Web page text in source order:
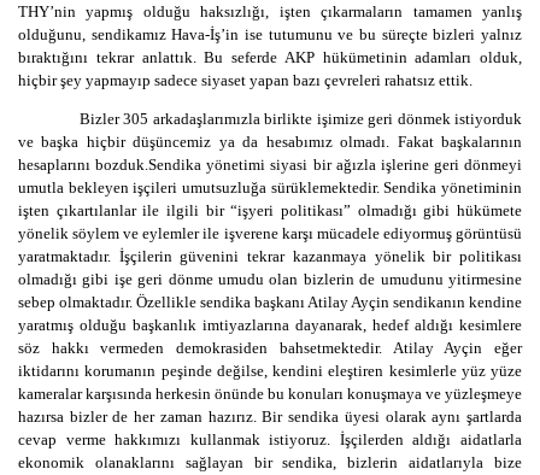
THY’nin yapmış olduğu haksızlığı, işten çıkarmaların tamamen yanlış
olduğunu, sendikamız Hava-İş’in ise tutumunu ve bu süreçte bizleri yalnız
bıraktığını tekrar anlattık. Bu seferde AKP hükümetinin adamları olduk,
hiçbir şey yapmayıp sadece siyaset yapan bazı çevreleri rahatsız ettik.
Bizler 305 arkadaşlarımızla birlikte işimize geri dönmek istiyorduk
ve başka hiçbir düşüncemiz ya da hesabımız olmadı. Fakat başkalarının
hesaplarını bozduk.Sendika yönetimi siyasi bir ağızla işlerine geri dönmeyi
umutla bekleyen işçileri umutsuzluğa sürüklemektedir. Sendika yönetiminin
işten çıkartılanlar ile ilgili bir “işyeri politikası” olmadığı gibi hükümete
yönelik söylem ve eylemler ile işverene karşı mücadele ediyormuş görüntüsü
yaratmaktadır. İşçilerin güvenini tekrar kazanmaya yönelik bir politikası
olmadığı gibi işe geri dönme umudu olan bizlerin de umudunu yitirmesine
sebep olmaktadır. Özellikle sendika başkanı Atilay Ayçin sendikanın kendine
yaratmış olduğu başkanlık imtiyazlarına dayanarak, hedef aldığı kesimlere
söz hakkı vermeden demokrasiden bahsetmektedir. Atilay Ayçin eğer
iktidarını korumanın peşinde değilse, kendini eleştiren kesimlerle yüz yüze
kameralar karşısında herkesin önünde bu konuları konuşmaya ve yüzleşmeye
hazırsa bizler de her zaman hazırız. Bir sendika üyesi olarak aynı şartlarda
cevap verme hakkımızı kullanmak istiyoruz. İşçilerden aldığı aidatlarla
ekonomik olanaklarını sağlayan bir sendika, bizlerin aidatlarıyla bize